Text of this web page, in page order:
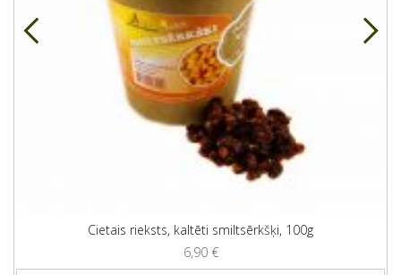
Cietais rieksts, kaltēti smiltsērkšķi, 100g
6,90 €